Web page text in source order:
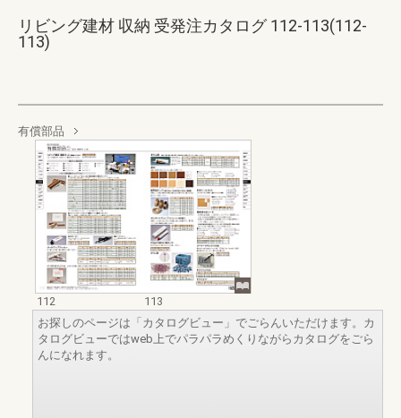
リビング建材 収納 受発注カタログ 112-113(112-
113)
有償部品
112
113
お探しのページは「カタログビュー」でごらんいただけます。カ
タログビューではweb上でパラパラめくりながらカタログをごら
んになれます。